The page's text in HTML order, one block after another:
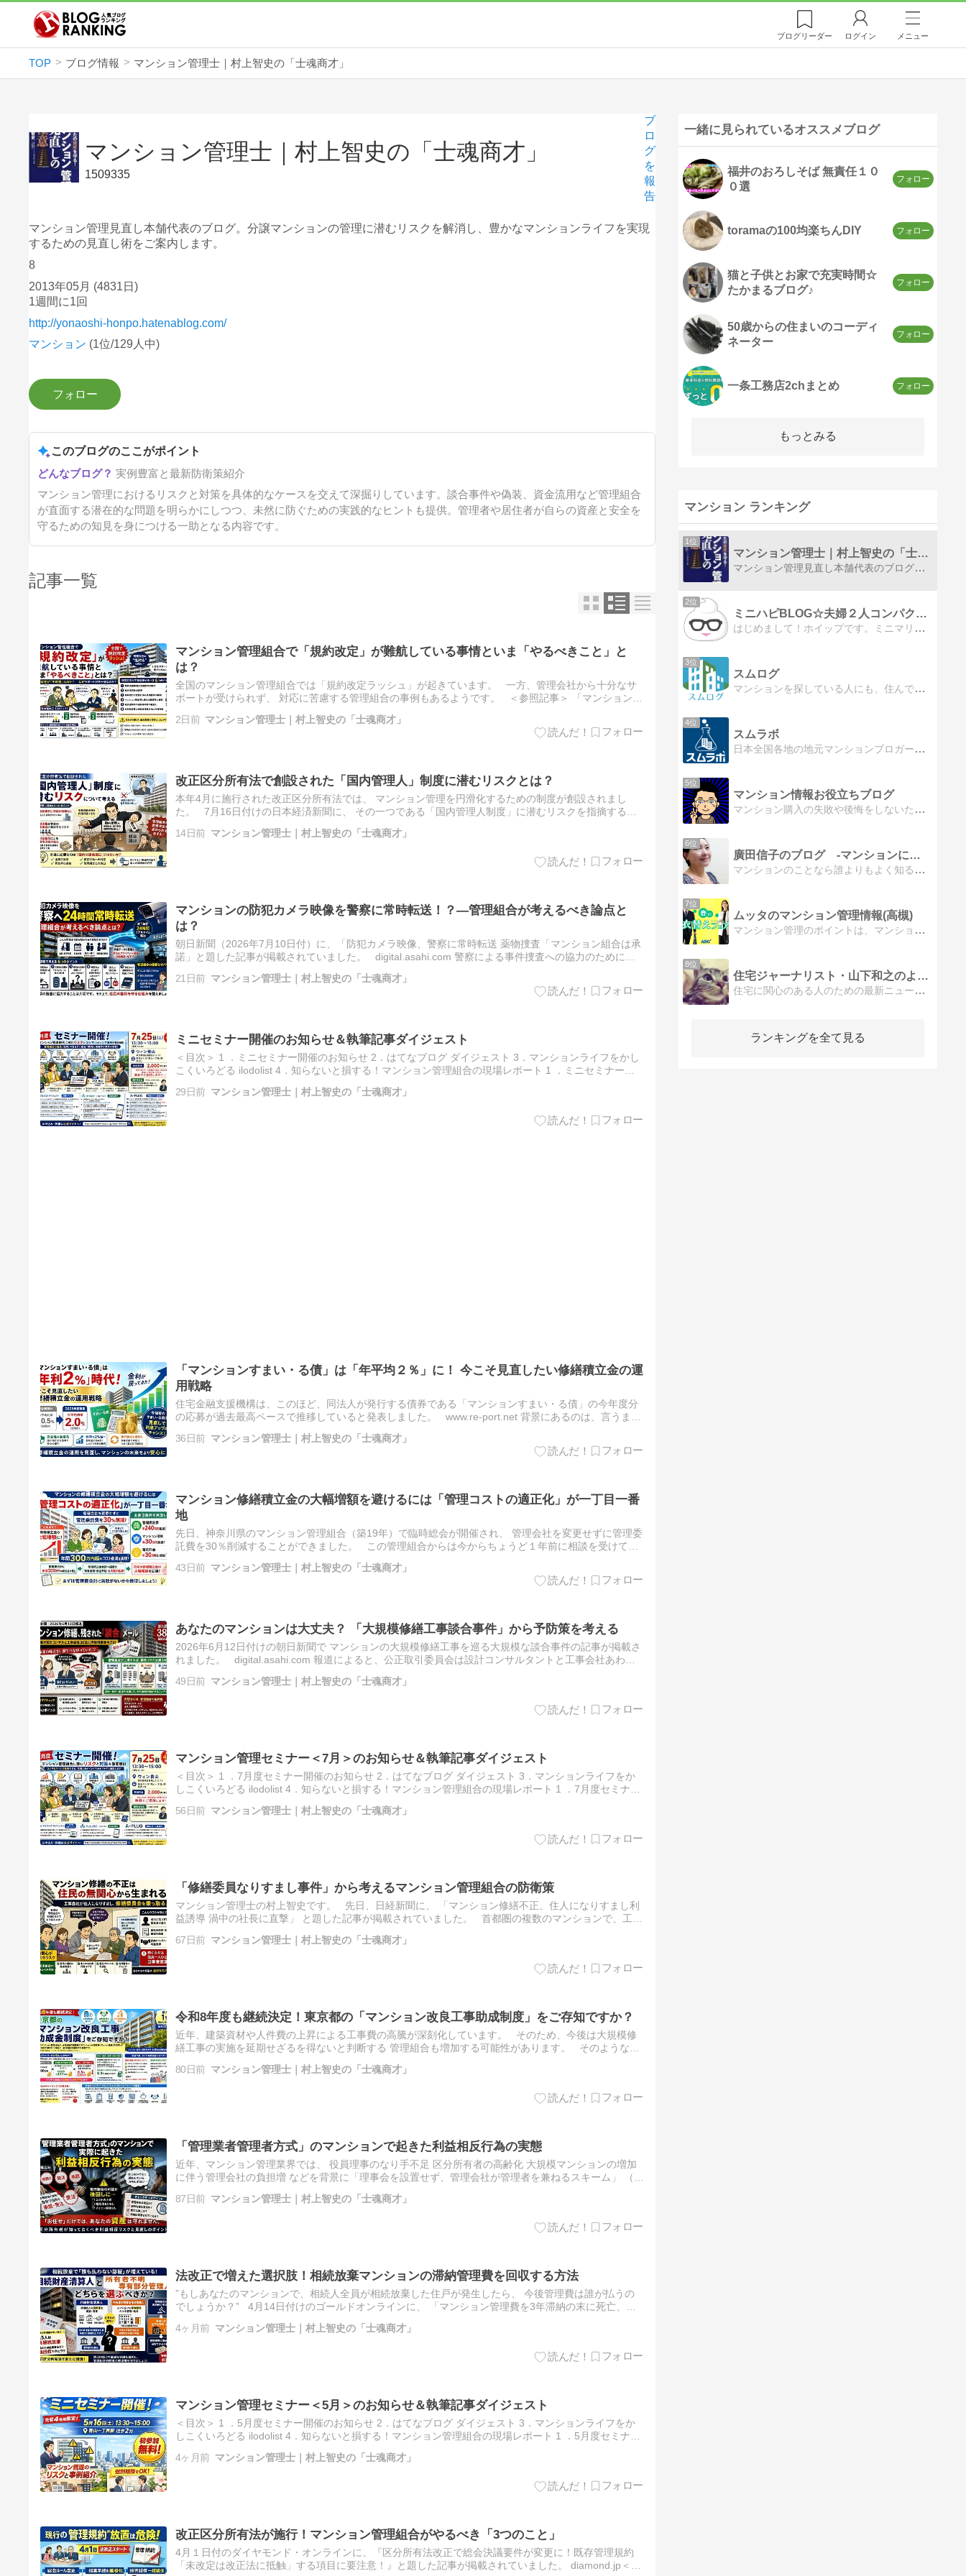
ブログリーダー ログイン メニュー
TOP ブログ情報 マンション管理士｜村上智史の「士魂商才」
マンション管理士｜村上智史の「士魂商才」
1509335
ブ
ロ
グ
を
報
告
マンション管理見直し本舗代表のブログ。分譲マンションの管理に潜むリスクを解消し、豊かなマンションライフを実現
するための見直し術をご案内します。
8
2013年05月 (4831日)
1週間に1回
http://yonaoshi-honpo.hatenablog.com/
マンション (1位/129人中)
このブログのここがポイント
実例豊富と最新防衛策紹介
マンション管理におけるリスクと対策を具体的なケースを交えて深掘りしています。談合事件や偽装、資金流用など管理組合
が直面する潜在的な問題を明らかにしつつ、未然に防ぐための実践的なヒントも提供。管理者や居住者が自らの資産と安全を
守るための知見を身につける一助となる内容です。
記事一覧
マンション管理組合で「規約改定」が難航している事情といま「やるべきこと」と
は？
全国のマンション管理組合では「規約改定ラッシュ」が起きています。 一方、管理会社から十分なサ
ポートが受けられず、 対応に苦慮する管理組合の事例もあるようです。 ＜参照記事＞ 「マンション管
2日前 マンション管理士｜村上智史の「士魂商才」
改正区分所有法で創設された「国内管理人」制度に潜むリスクとは？
本年4月に施行された改正区分所有法では、 マンション管理を円滑化するための制度が創設されまし
た。 7月16日付けの日本経済新聞に、 その一つである「国内管理人制度」に潜むリスクを指摘する記
14日前 マンション管理士｜村上智史の「士魂商才」
マンションの防犯カメラ映像を警察に常時転送！？―管理組合が考えるべき論点と
は？
朝日新聞（2026年7月10日付）に、「防犯カメラ映像、警察に常時転送 薬物捜査「マンション組合は承
諾」と題した記事が掲載されていました。 digital.asahi.com 警察による事件捜査への協力のために、
21日前 マンション管理士｜村上智史の「士魂商才」
ミニセミナー開催のお知らせ＆執筆記事ダイジェスト
＜目次＞ 1 ．ミニセミナー開催のお知らせ 2．はてなブログ ダイジェスト 3．マンションライフをかし
こくいろどる ilodolist 4．知らないと損する！マンション管理組合の現場レポート 1 ．ミニセミナー開
29日前 マンション管理士｜村上智史の「士魂商才」
「マンションすまい・る債」は「年平均２％」に！ 今こそ見直したい修繕積立金の運
用戦略
住宅金融支援機構は、このほど、同法人が発行する債券である「マンションすまい・る債」の今年度分
の応募が過去最高ペースで推移していると発表しました。 www.re-port.net 背景にあるのは、言うまで
36日前 マンション管理士｜村上智史の「士魂商才」
マンション修繕積立金の大幅増額を避けるには「管理コストの適正化」が一丁目一番
地
先日、神奈川県のマンション管理組合（築19年）で臨時総会が開催され、 管理会社を変更せずに管理委
託費を30％削減することができました。 この管理組合からは今からちょうど１年前に相談を受けてい
43日前 マンション管理士｜村上智史の「士魂商才」
あなたのマンションは大丈夫？ 「大規模修繕工事談合事件」から予防策を考える
2026年6月12日付けの朝日新聞で マンションの大規模修繕工事を巡る大規模な談合事件の記事が掲載さ
れました。 digital.asahi.com 報道によると、公正取引委員会は設計コンサルタントと工事会社あわせ
49日前 マンション管理士｜村上智史の「士魂商才」
マンション管理セミナー＜7月＞のお知らせ＆執筆記事ダイジェスト
＜目次＞ 1 ．7月度セミナー開催のお知らせ 2．はてなブログ ダイジェスト 3．マンションライフをか
しこくいろどる ilodolist 4．知らないと損する！マンション管理組合の現場レポート 1 ．7月度セミナー
56日前 マンション管理士｜村上智史の「士魂商才」
「修繕委員なりすまし事件」から考えるマンション管理組合の防衛策
マンション管理士の村上智史です。 先日、日経新聞に、 「マンション修繕不正、住人になりすまし利
益誘導 渦中の社長に直撃」 と題した記事が掲載されていました。 首都圏の複数のマンションで、工事
67日前 マンション管理士｜村上智史の「士魂商才」
令和8年度も継続決定！東京都の「マンション改良工事助成制度」をご存知ですか？
近年、建築資材や人件費の上昇による工事費の高騰が深刻化しています。 そのため、今後は大規模修
繕工事の実施を延期せざるを得ないと判断する 管理組合も増加する可能性があります。 そのような状
80日前 マンション管理士｜村上智史の「士魂商才」
「管理業者管理者方式」のマンションで起きた利益相反行為の実態
近年、マンション管理業界では、 役員理事のなり手不足 区分所有者の高齢化 大規模マンションの増加
に伴う管理会社の負担増 などを背景に「理事会を設置せず、管理会社が管理者を兼ねるスキーム」 （＝
87日前 マンション管理士｜村上智史の「士魂商才」
法改正で増えた選択肢！相続放棄マンションの滞納管理費を回収する方法
”もしあなたのマンションで、相続人全員が相続放棄した住戸が発生したら、 今後管理費は誰が払うの
でしょうか？” 4月14日付けのゴールドオンラインに、 「マンション管理費を3年滞納の末に死亡、親
4ヶ月前 マンション管理士｜村上智史の「士魂商才」
マンション管理セミナー＜5月＞のお知らせ＆執筆記事ダイジェスト
＜目次＞ 1 ．5月度セミナー開催のお知らせ 2．はてなブログ ダイジェスト 3．マンションライフをか
しこくいろどる ilodolist 4．知らないと損する！マンション管理組合の現場レポート 1 ．5月度セミナー
4ヶ月前 マンション管理士｜村上智史の「士魂商才」
改正区分所有法が施行！マンション管理組合がやるべき「3つのこと」
4月１日付のダイヤモンド・オンラインに、『区分所有法改正で総会決議要件が変更に！既存管理規約
「未改定は改正法に抵触」する項目に要注意！』と題した記事が掲載されていました。 diamond.jp＜目
一緒に見られているオススメブログ
福井のおろしそば 無責任１０
０選
toramaの100均楽ちんDIY
猫と子供とお家で充実時間☆
たかまるブログ♪
50歳からの住まいのコーディ
ネーター
一条工務店2chまとめ
もっとみる
マンション ランキング
1位
マンション管理士｜村上智史の「士魂商才」
マンション管理見直し本舗代表のブログ。分譲マンションの管理に潜むリスクを解消し、豊かなマンションライフを実現するための見直し術をご案内します。
2位
ミニハピBLOG☆夫婦２人コンパクトマンション暮らし
はじめまして！ホイップです。ミニマリスト地方１LDKマンション。アラフィフ夫婦２人暮らしです。ミニマリスト生活のあれこれを紹介していますので、皆さまどうぞよろしくお願いします。
3位
スムログ
マンションを探している人にも、住んでいる人にも役立つ情報やヒントを発信中！人気ブロガーさんたちによる、マンションに関するDEEPな情報満載です。
4位
スムラボ
日本全国各地の地元マンションブロガーによる【新築マンションレビュー】。マンション購入検討者は必見のブログです。
5位
マンション情報お役立ちブログ
マンション購入の失敗や後悔をしないために役立つマンション情報を発信します
6位
廣田信子のブログ ‐マンションに関わる全ての人へ‐
マンションのことなら誰よりもよく知る廣田信子がマンションに暮らす方、管理組合の役員の方などマンションに関わる全ての方へ、役立つコラムを毎日お届けしています。
7位
ムッタのマンション管理情報(高槻)
マンション管理のポイントは、マンション居住者間のコミュニケーションそのお手伝いをこのブログを通してマンションでの終の棲家を!!
8位
住宅ジャーナリスト・山下和之のよい家選び
住宅に関心のある人のための最新ニュース、動向分析
ランキングを全て見る